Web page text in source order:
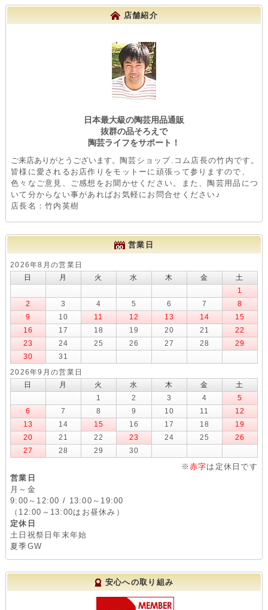
店舗紹介
日本最大級の陶芸用品通販
抜群の品そろえで
陶芸ライフをサポート！
ご来店ありがとうございます。 陶芸ショップ.コム店長の竹内です。
皆様に愛されるお店作りをモットーに頑張って参りますので、
色々なご意見、ご感想をお聞かせください。また、陶芸用品につ
いて分からない事があればお気軽にお問合せください♪
店長名：竹内英樹
営業日
2026年8月の営業日
日
月 火 水 木 金
土
1
2
3 4 5 6 7
8
9
10 11 12 13 14
15
16
17 18 19 20 21
22
23
24 25 26 27 28
29
30
31
2026年9月の営業日
日
月 火 水 木 金
土
1
2 3 4
5
6
7 8 9 10 11
12
13
14 15 16 17 18
19
20
21 22 23 24 25
26
27
28 29 30
※ 赤字は定休日です
営業日
月～金
9:00～12:00 / 13:00～19:00
（12:00～13:00はお昼休み）
定休日
土日祝祭日年末年始
夏季GW
安心への取り組み